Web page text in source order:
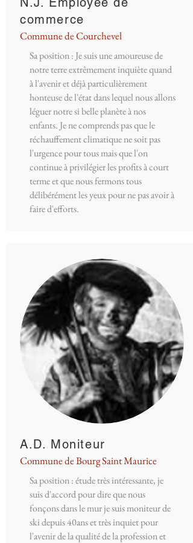
commerce
Commune de Courchevel
Sa position : Je suis une amoureuse de
notre terre extrêmement inquiète quand
à l'avenir et déjà particulièrement
honteuse de l'état dans lequel nous allons
léguer notre si belle planète à nos
enfants. Je ne comprends pas que le
réchauffement climatique ne soit pas
l'urgence pour tous mais que l'on
continue à privilégier les profits à court
terme et que nous fermons tous
délibérément les yeux pour ne pas avoir à
faire d'efforts.
A.D. Moniteur
Commune de Bourg Saint Maurice
Sa position : étude très intéressante, je
suis d'accord pour dire que nous
fonçons dans le mur je suis moniteur de
ski depuis 40ans et très inquiet pour
l'avenir de la qualité de la profession et